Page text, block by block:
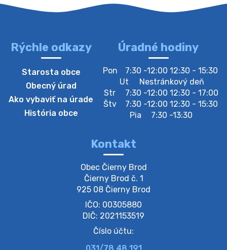
4. augusta 2026 10:05
Zberný dvor-Gyűjtőudvar
Oznamujeme obyvateľom, že v stredu 05. augusta
bude zberný dvor zatvorený. Értesítjük a lakosokat,
hogy szerdán augusztus 05-én a gyűjtőudvar zárva
lesz https://ciernybrod.sk?p=214…
Zber separovaného odpadu plastu-
Szeparált műanya…
Oznamujeme obyvateľom, že v stredu 05. augusta
prebehne zber separovaného odpadu plastu. Prosíme
obyvateľov, aby vrecia s odpadom vyložili pred dom už
večer vopred, nakoľko firma F…
4. augusta 2026 09:51
Rýchle odkazy
Starosta obce
Obecný úrad
Ako vybaviť na úrade
História obce
Úradné hodiny
Pon
7:30 -12:00 12:30 - 15:30
Ut
Nestránkový deň
Str
7:30 -12:00 12:30 - 17:00
Štv
7:30 -12:00 12:30 - 15:30
Pia
7:30 -13:30
Kontakt
Obec Čierny Brod
Čierny Brod č. 1
925 08 Čierny Brod
IČO: 00305880
DIČ: 2021153519
Číslo účtu: